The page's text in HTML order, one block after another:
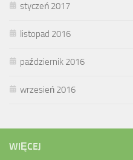
styczeń 2017
listopad 2016
październik 2016
wrzesień 2016
WIĘCEJ